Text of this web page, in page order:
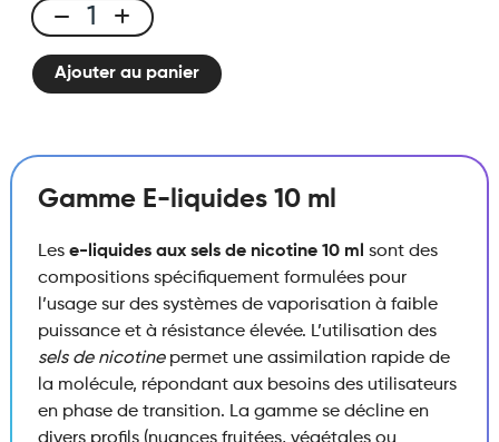
E-
liquide
10ml
-
Pêche
quantité
Ajouter au panier
Gamme E-liquides 10 ml
Les e-liquides aux sels de nicotine 10 ml sont des
compositions spécifiquement formulées pour
l’usage sur des systèmes de vaporisation à faible
puissance et à résistance élevée. L’utilisation des
sels de nicotinepermet une assimilation rapide de
la molécule, répondant aux besoins des utilisateurs
en phase de transition. La gamme se décline en